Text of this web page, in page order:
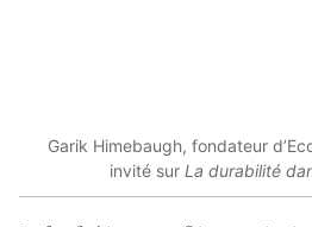
Garik Himebaugh, fondateur
invité sur La durabilité